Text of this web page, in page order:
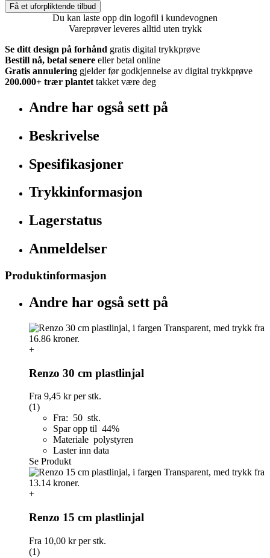
Få et uforpliktende tilbud
Du kan laste opp din logofil i kundevognen
Vareprøver leveres alltid uten trykk
Se ditt design på forhånd gratis digital trykkprøve
Bestill nå, betal senere eller betal online
Gratis annulering gjelder før godkjennelse av digital trykkprøve
200.000+ trær plantet takket være deg
Andre har også sett på
Beskrivelse
Spesifikasjoner
Trykkinformasjon
Lagerstatus
Anmeldelser
Produktinformasjon
Andre har også sett på
+
Renzo 30 cm plastlinjal
Fra 9,45 krper stk.
(1)
Fra: 50 stk.
Spar opp til 44%
Materiale polystyren
Laster inn data
Se Produkt
+
Renzo 15 cm plastlinjal
Fra 10,00 krper stk.
(1)